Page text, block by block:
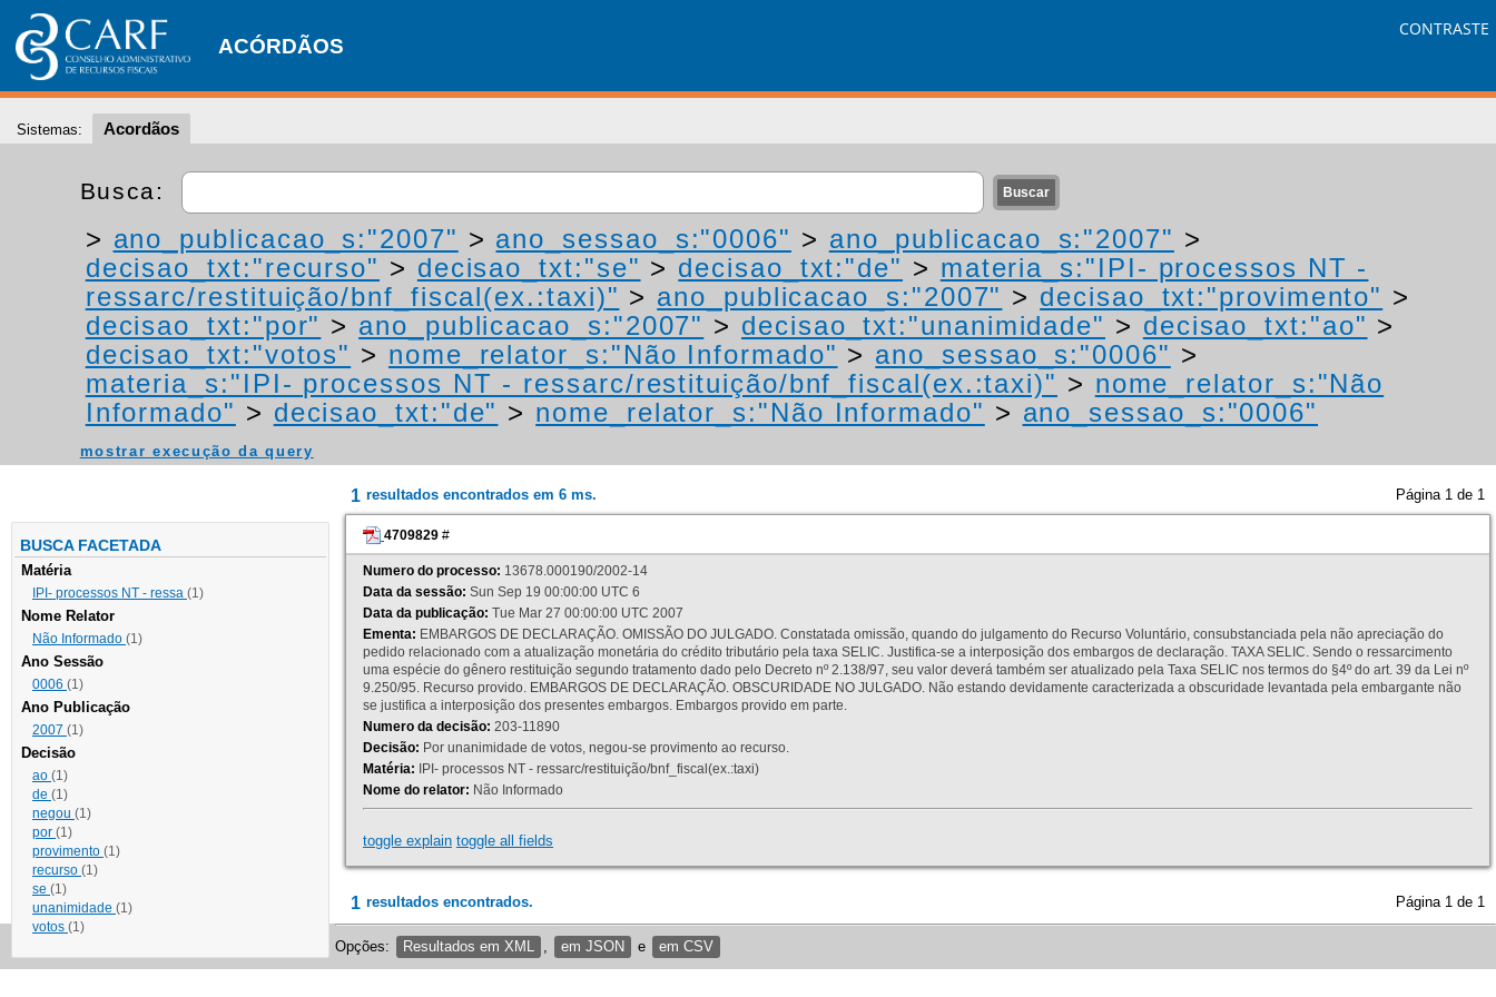
ACÓRDÃOS
CONTRASTE
Sistemas: Acordãos
Busca:
> ano_publicacao_s:"2007" > ano_sessao_s:"0006" > ano_publicacao_s:"2007" >
decisao_txt:"recurso" > decisao_txt:"se" > decisao_txt:"de" > materia_s:"IPI- processos NT -
ressarc/restituição/bnf_fiscal(ex.:taxi)" > ano_publicacao_s:"2007" > decisao_txt:"provimento" >
decisao_txt:"por" > ano_publicacao_s:"2007" > decisao_txt:"unanimidade" > decisao_txt:"ao" >
decisao_txt:"votos" > nome_relator_s:"Não Informado" > ano_sessao_s:"0006" >
materia_s:"IPI- processos NT - ressarc/restituição/bnf_fiscal(ex.:taxi)" > nome_relator_s:"Não
Informado" > decisao_txt:"de" > nome_relator_s:"Não Informado" > ano_sessao_s:"0006"
mostrar execução da query
BUSCA FACETADA
Matéria
IPI- processos NT - ressa (1)
Nome Relator
Não Informado (1)
Ano Sessão
0006 (1)
Ano Publicação
2007 (1)
Decisão
ao (1)
de (1)
negou (1)
por (1)
provimento (1)
recurso (1)
se (1)
unanimidade (1)
votos (1)
1 resultados encontrados em 6 ms. Página 1 de 1
4709829 #
Numero do processo: 13678.000190/2002-14
Data da sessão: Sun Sep 19 00:00:00 UTC 6
Data da publicação: Tue Mar 27 00:00:00 UTC 2007
Ementa: EMBARGOS DE DECLARAÇÃO. OMISSÃO DO JULGADO. Constatada omissão, quando do julgamento do Recurso Voluntário, consubstanciada pela não apreciação do
pedido relacionado com a atualização monetária do crédito tributário pela taxa SELIC. Justifica-se a interposição dos embargos de declaração. TAXA SELIC. Sendo o ressarcimento
uma espécie do gênero restituição segundo tratamento dado pelo Decreto nº 2.138/97, seu valor deverá também ser atualizado pela Taxa SELIC nos termos do §4º do art. 39 da Lei nº
9.250/95. Recurso provido. EMBARGOS DE DECLARAÇÃO. OBSCURIDADE NO JULGADO. Não estando devidamente caracterizada a obscuridade levantada pela embargante não
se justifica a interposição dos presentes embargos. Embargos provido em parte.
Numero da decisão: 203-11890
Decisão: Por unanimidade de votos, negou-se provimento ao recurso.
Matéria: IPI- processos NT - ressarc/restituição/bnf_fiscal(ex.:taxi)
Nome do relator: Não Informado
toggle explain toggle all fields
1 resultados encontrados. Página 1 de 1
Opções: Resultados em XML em JSON e em CSV